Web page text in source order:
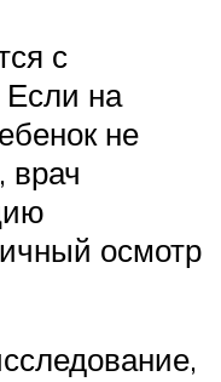
с
Если на
не
врач
осмотр